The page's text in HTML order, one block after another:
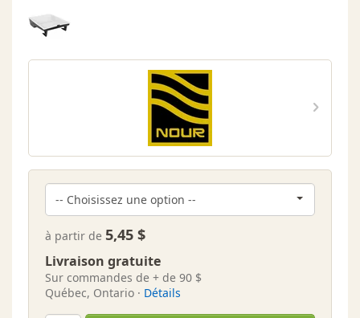
à partir de 5,45 $
Livraison gratuite
Sur commandes de + de 90 $
Québec, Ontario · Détails